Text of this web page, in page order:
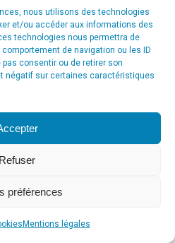
nous utilisons des technologies
et/ou accéder aux informations des
technologies nous permettra de
de navigation ou les ID
consentir ou de retirer son
négatif sur certaines caractéristiques
Refuser
préférences
Mentions légales
[ Agence CS ] - Conseil en